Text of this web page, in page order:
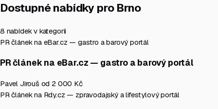
Dostupné nabídky pro Brno
8 nabídek v kategorii
PR článek na eBar.cz — gastro a barový portál
PR článek na eBar.cz — gastro a barový portál
Pavel Jirouš od 2 000 Kč
PR článek na Rdy.cz — zpravodajský a lifestylový portál